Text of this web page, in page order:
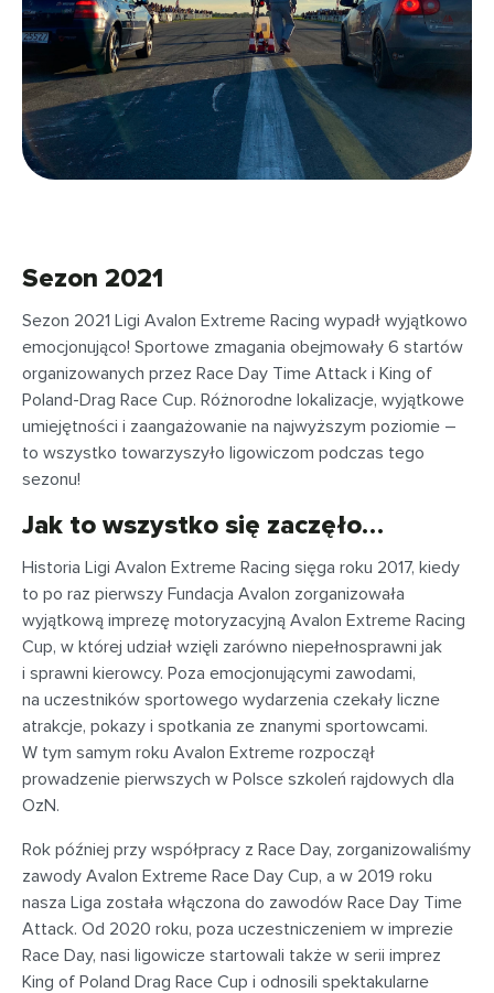
Sezon 2021
Sezon 2021 Ligi Avalon Extreme Racing wypadł wyjątkowo
emocjonująco! Sportowe zmagania obejmowały 6 startów
organizowanych przez Race Day Time Attack i King of
Poland-Drag Race Cup. Różnorodne lokalizacje, wyjątkowe
umiejętności i zaangażowanie na najwyższym poziomie –
to wszystko towarzyszyło ligowiczom podczas tego
sezonu!
Jak to wszystko się zaczęło…
Historia Ligi Avalon Extreme Racing sięga roku 2017, kiedy
to po raz pierwszy Fundacja Avalon zorganizowała
wyjątkową imprezę motoryzacyjną Avalon Extreme Racing
Cup, w której udział wzięli zarówno niepełnosprawni jak
i sprawni kierowcy. Poza emocjonującymi zawodami,
na uczestników sportowego wydarzenia czekały liczne
atrakcje, pokazy i spotkania ze znanymi sportowcami.
W tym samym roku Avalon Extreme rozpoczął
prowadzenie pierwszych w Polsce szkoleń rajdowych dla
OzN.
Rok później przy współpracy z Race Day, zorganizowaliśmy
zawody Avalon Extreme Race Day Cup, a w 2019 roku
nasza Liga została włączona do zawodów Race Day Time
Attack. Od 2020 roku, poza uczestniczeniem w imprezie
Race Day, nasi ligowicze startowali także w serii imprez
King of Poland Drag Race Cup i odnosili spektakularne